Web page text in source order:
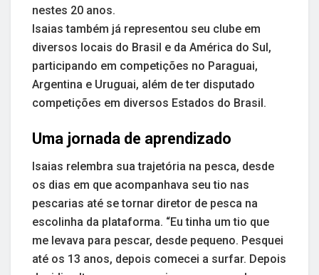
nestes 20 anos.
Isaias também já representou seu clube em
diversos locais do Brasil e da América do Sul,
participando em competições no Paraguai,
Argentina e Uruguai, além de ter disputado
competições em diversos Estados do Brasil.
Uma jornada de aprendizado
Isaias relembra sua trajetória na pesca, desde
os dias em que acompanhava seu tio nas
pescarias até se tornar diretor de pesca na
escolinha da plataforma. “Eu tinha um tio que
me levava para pescar, desde pequeno. Pesquei
até os 13 anos, depois comecei a surfar. Depois